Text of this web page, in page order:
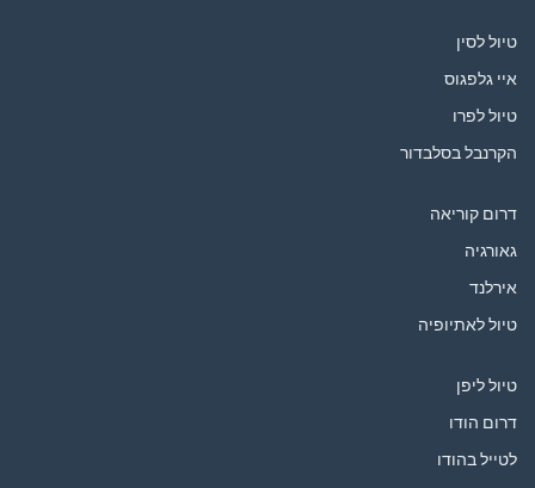
טיול לסין
איי גלפגוס
טיול לפרו
הקרנבל בסלבדור
דרום קוריאה
גאורגיה
אירלנד
טיול לאתיופיה
טיול ליפן
דרום הודו
לטייל בהודו